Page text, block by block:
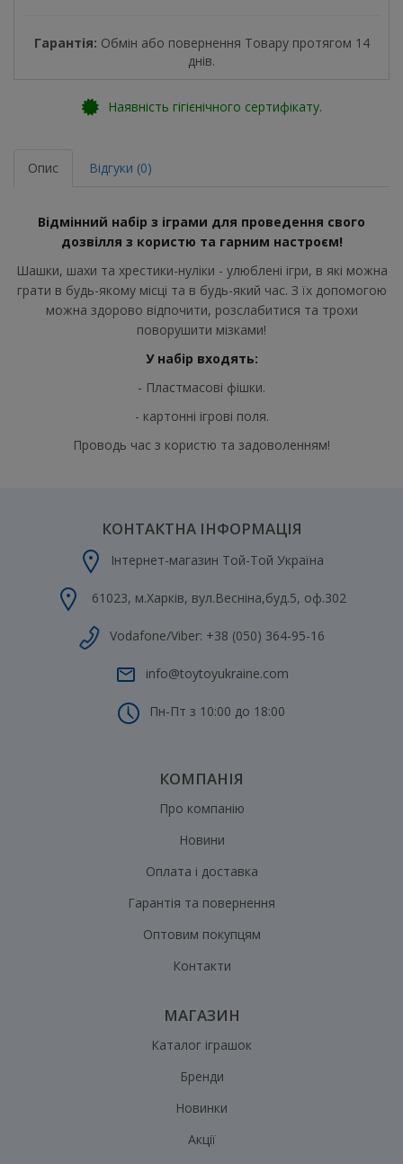
Гарантія: Обмін або повернення Товару протягом 14
днів.
Наявність гігієнічного сертифікату.
Опис Відгуки (0)
Відмінний набір з іграми для проведення свого
дозвілля з користю та гарним настроєм!
Шашки, шахи та хрестики-нуліки - улюблені ігри, в які можна
грати в будь-якому місці та в будь-який час. З їх допомогою
можна здорово відпочити, розслабитися та трохи
поворушити мізками!
У набір входять:
- Пластмасові фішки.
- картонні ігрові поля.
Проводь час з користю та задоволенням!
КОНТАКТНА ІНФОРМАЦІЯ
Інтернет-магазин Той-Той Україна
61023, м.Харків, вул.Весніна,буд.5, оф.302
Vodafone/Viber: +38 (050) 364-95-16
info@toytoyukraine.com
Пн-Пт з 10:00 до 18:00
КОМПАНІЯ
Про компанію
Новини
Оплата і доставка
Гарантія та повернення
Оптовим покупцям
Контакти
МАГАЗИН
Каталог іграшок
Бренди
Новинки
Акції